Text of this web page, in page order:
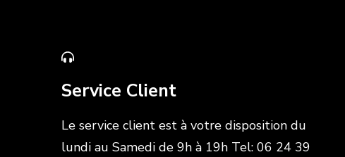
Service Client
Le service client est à votre disposition du
lundi au Samedi de 9h à 19h Tel: 06 24 39